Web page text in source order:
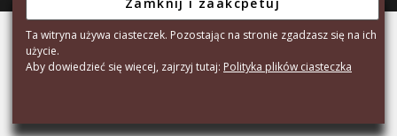
Ta witryna używa ciasteczek. Pozostając na stronie zgadzasz się na ich
użycie.
Aby dowiedzieć się więcej, zajrzyj tutaj: Polityka plików ciasteczka